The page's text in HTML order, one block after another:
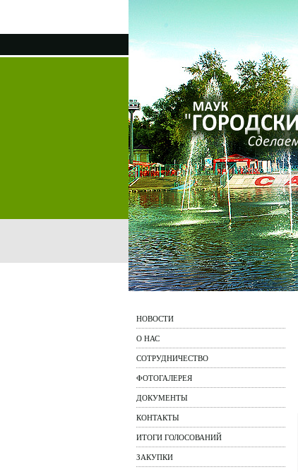
НОВОСТИ
О НАС
СОТРУДНИЧЕСТВО
ФОТОГАЛЕРЕЯ
ДОКУМЕНТЫ
КОНТАКТЫ
ИТОГИ ГОЛОСОВАНИЙ
ЗАКУПКИ